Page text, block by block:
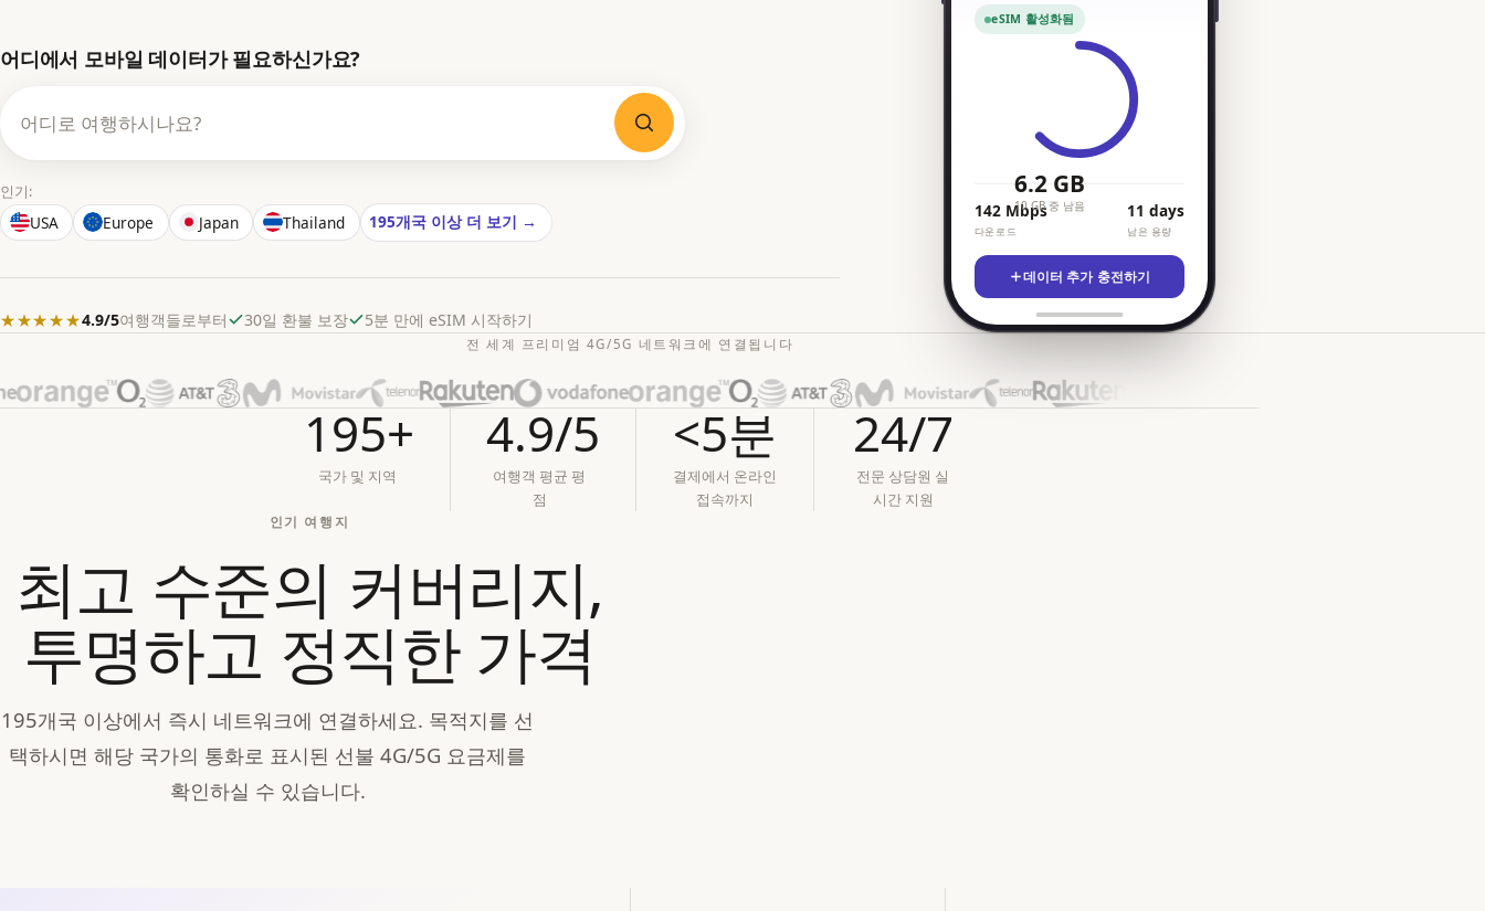
어디에서 모바일 데이터가 필요하신가요?
인기:
USA Europe Japan Thailand 195개국 이상 더 보기 →
★★★★★4.9/5여행객들로부터 30일 환불 보장 5분 만에 eSIM 시작하기
eSIM 활성화됨
6.2 GB
10 GB 중 남음
142 Mbps
다운로드
11 days
남은 용량
데이터 추가 충전하기
전 세계 프리미엄 4G/5G 네트워크에 연결됩니다
195+
국가 및 지역
4.9/5
여행객 평균 평
점
<5분
결제에서 온라인
접속까지
24/7
전문 상담원 실
시간 지원
인기 여행지
최고 수준의 커버리지,
투명하고 정직한 가격
195개국 이상에서 즉시 네트워크에 연결하세요. 목적지를 선
택하시면 해당 국가의 통화로 표시된 선불 4G/5G 요금제를
확인하실 수 있습니다.